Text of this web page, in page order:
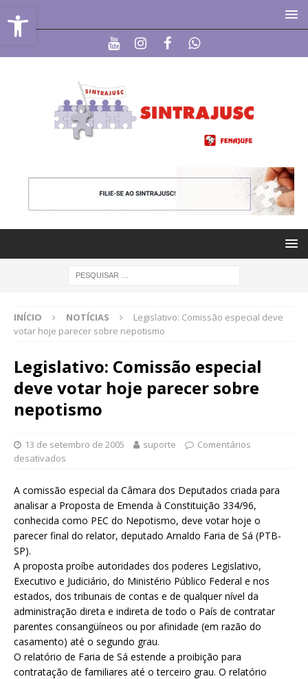
Abrir a barra de ferramentas
INÍCIO NOTÍCIAS
Legislativo: Comissão especial deve
votar hoje parecer sobre nepotismo
Legislativo: Comissão especial
deve votar hoje parecer sobre
nepotismo
13 de setembro de 2005 suporte
Comentários
desativados
A comissão especial da Câmara dos Deputados criada para
analisar a Proposta de Emenda à Constituição 334/96,
conhecida como PEC do Nepotismo, deve votar hoje o
parecer final do relator, deputado Arnaldo Faria de Sá (PTB-
SP).
A proposta proíbe autoridades dos poderes Legislativo,
Executivo e Judiciário, do Ministério Público Federal e nos
estados, dos tribunais de contas e de qualquer nível da
administração direta e indireta de todo o País de contratar
parentes consangüíneos ou por afinidade (em razão do
casamento) até o segundo grau.
O relatório de Faria de Sá estende a proibição para
contratação de familiares até o terceiro grau. O relatório